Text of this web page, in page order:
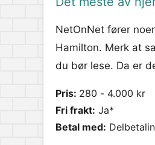
NetOnNet fører
Hamilton. Merk at
du bør lese. Da er
Pris: 280 - 4.000 kr
Fri frakt: Ja*
Betal med: